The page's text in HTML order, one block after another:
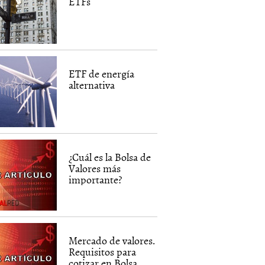
ETF de energía
alternativa
¿Cuál es la Bolsa de
Valores más
importante?
Mercado de valores.
Requisitos para